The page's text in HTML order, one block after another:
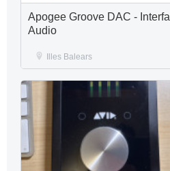
Apogee Groove DAC -
Audio
Illes Balears